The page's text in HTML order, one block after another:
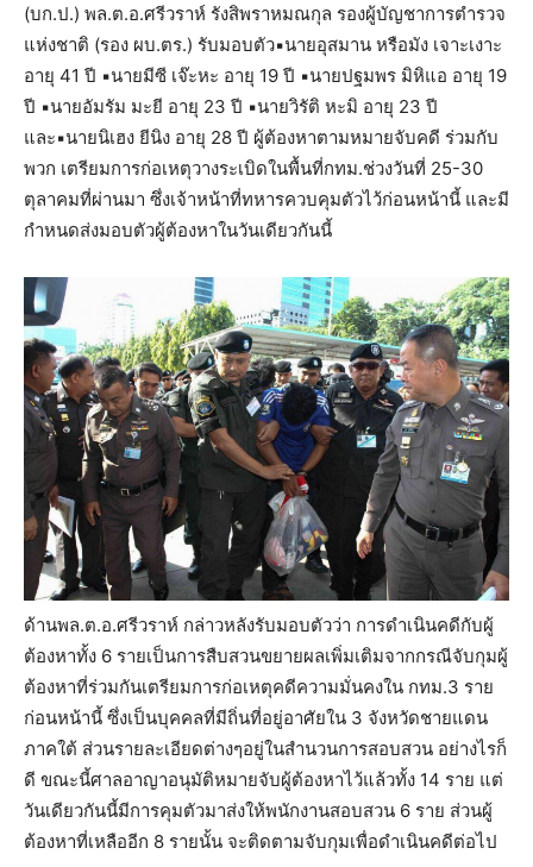
(บก.ป.) พล.ต.อ.ศรีวราห์ รังสิพราหมณกุล รองผู้บัญชาการตำรวจ
แห่งชาติ (รอง ผบ.ตร.) รับมอบตัว▪นายอุสมาน หรือมัง เจาะเงาะ
อายุ 41 ปี ▪นายมีซี เจ๊ะหะ อายุ 19 ปี ▪นายปฐมพร มิหิแอ อายุ 19
ปี ▪นายอัมรัม มะยี อายุ 23 ปี ▪นายวิรัติ หะมิ อายุ 23 ปี
และ▪นายนิเฮง ยีนิง อายุ 28 ปี ผู้ต้องหาตามหมายจับคดี ร่วมกับ
พวก เตรียมการก่อเหตุวางระเบิดในพื้นที่กทม.ช่วงวันที่ 25-30
ตุลาคมที่ผ่านมา ซึ่งเจ้าหน้าที่ทหารควบคุมตัวไว้ก่อนหน้านี้ และมี
กำหนดส่งมอบตัวผู้ต้องหาในวันเดียวกันนี้
ด้านพล.ต.อ.ศรีวราห์ กล่าวหลังรับมอบตัวว่า การดำเนินคดีกับผู้
ต้องหาทั้ง 6 รายเป็นการสืบสวนขยายผลเพิ่มเติมจากกรณีจับกุมผู้
ต้องหาที่ร่วมกันเตรียมการก่อเหตุคดีความมั่นคงใน กทม.3 ราย
ก่อนหน้านี้ ซึ่งเป็นบุคคลที่มีถิ่นที่อยู่อาศัยใน 3 จังหวัดชายแดน
ภาคใต้ ส่วนรายละเอียดต่างๆอยู่ในสำนวนการสอบสวน อย่างไรก็
ดี ขณะนี้ศาลอาญาอนุมัติหมายจับผู้ต้องหาไว้แล้วทั้ง 14 ราย แต่
วันเดียวกันนี้มีการคุมตัวมาส่งให้พนักงานสอบสวน 6 ราย ส่วนผู้
ต้องหาที่เหลืออีก 8 รายนั้น จะติดตามจับกุมเพื่อดำเนินคดีต่อไป